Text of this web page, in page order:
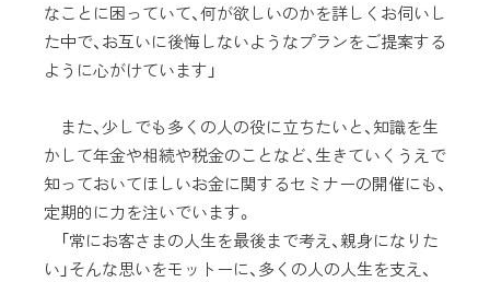
なことに困っていて、何が欲しいのかを詳しくお伺いし
た中で、お互いに後悔しないようなプランをご提案する
ように心がけています」
また、少しでも多くの人の役に立ちたいと、知識を生
かして年金や相続や税金のことなど、生きていくうえで
知っておいてほしいお金に関するセミナーの開催にも、
定期的に力を注いでいます。
「常にお客さまの人生を最後まで考え、親身になりた
い」そんな思いをモットーに、多くの人の人生を支え、